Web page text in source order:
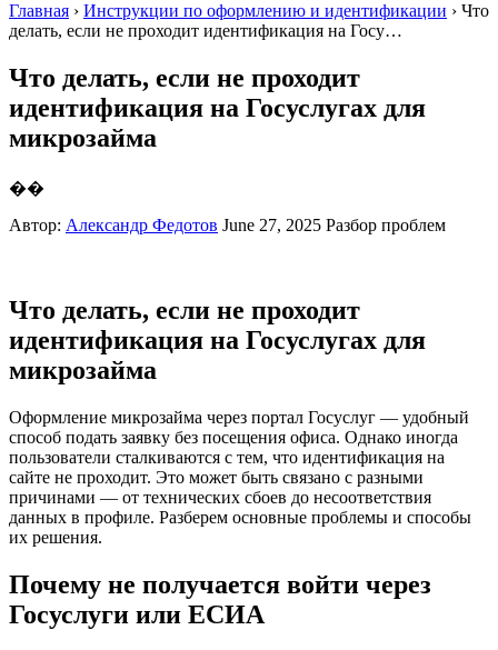
Главная › Инструкции по оформлению и идентификации › Что
делать, если не проходит идентификация на Госу…
Что делать, если не проходит
идентификация на Госуслугах для
микрозайма
��
Автор: Александр Федотов June 27, 2025 Разбор проблем
Что делать, если не проходит
идентификация на Госуслугах для
микрозайма
Оформление микрозайма через портал Госуслуг — удобный
способ подать заявку без посещения офиса. Однако иногда
пользователи сталкиваются с тем, что идентификация на
сайте не проходит. Это может быть связано с разными
причинами — от технических сбоев до несоответствия
данных в профиле. Разберем основные проблемы и способы
их решения.
Почему не получается войти через
Госуслуги или ЕСИА